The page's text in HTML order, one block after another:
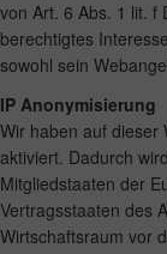
von Art. 6 Abs. 1 lit. f
berechtigtes
sowohl sein
IP Anonymisierung
Wir haben auf dieser
aktiviert. Dadurch
Mitgliedstaaten der
Vertragsstaaten des
Wirtschaftsraum vor